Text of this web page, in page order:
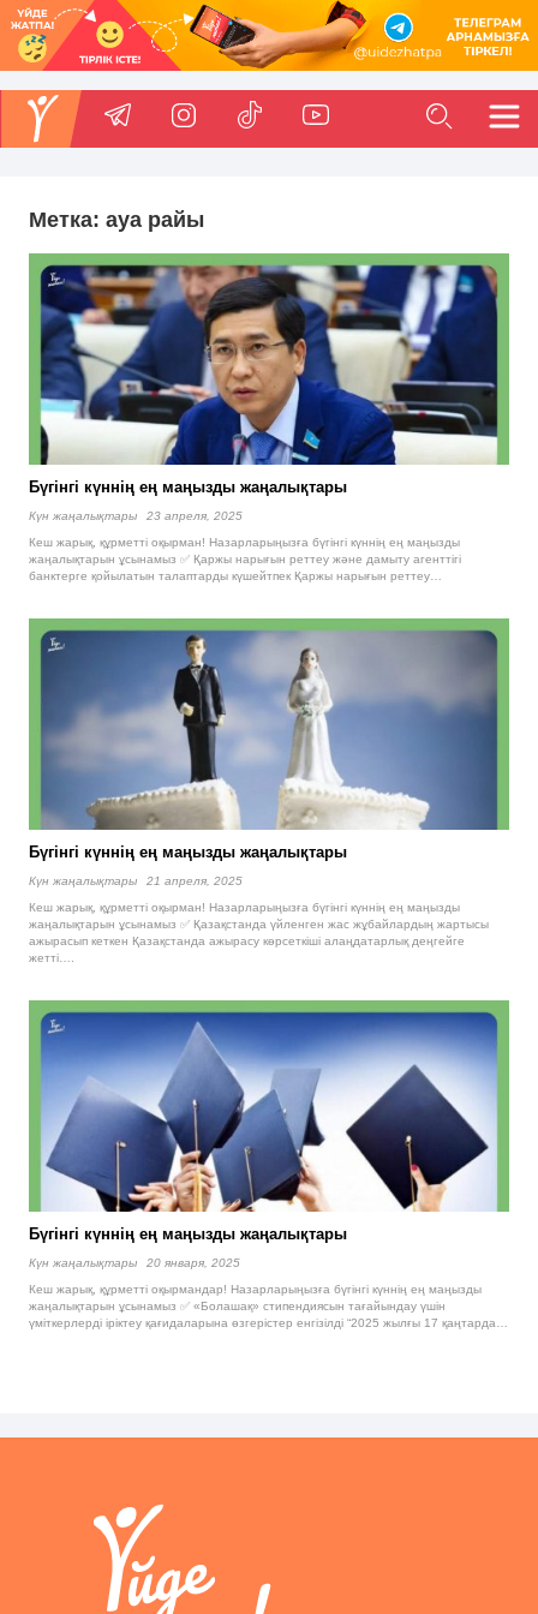
Метка: ауа райы
Бүгінгі күннің ең маңызды жаңалықтары
Күн жаңалықтары
23 апреля, 2025
Кеш жарық, құрметті оқырман! Назарларыңызға бүгінгі күннің ең маңызды
жаңалықтарын ұсынамыз ✅ Қаржы нарығын реттеу және дамыту агенттігі
банктерге қойылатын талаптарды күшейтпек Қаржы нарығын реттеу…
Бүгінгі күннің ең маңызды жаңалықтары
Күн жаңалықтары
21 апреля, 2025
Кеш жарық, құрметті оқырман! Назарларыңызға бүгінгі күннің ең маңызды
жаңалықтарын ұсынамыз ✅ Қазақстанда үйленген жас жұбайлардың жартысы
ажырасып кеткен Қазақстанда ажырасу көрсеткіші алаңдатарлық деңгейге
жетті….
Бүгінгі күннің ең маңызды жаңалықтары
Күн жаңалықтары
20 января, 2025
Кеш жарық, құрметті оқырмандар! Назарларыңызға бүгінгі күннің ең маңызды
жаңалықтарын ұсынамыз ✅ «Болашақ» стипендиясын тағайындау үшін
үміткерлерді іріктеу қағидаларына өзгерістер енгізілді “2025 жылғы 17 қаңтарда…